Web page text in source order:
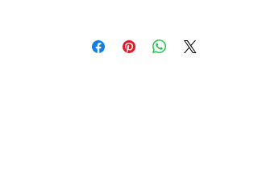
GRAMATURA: 360 G/M2
SZEROKOŚĆ: 140 CM